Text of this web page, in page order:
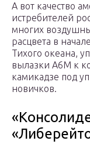
А вот качество
истребителей
многих
расцвета в
Тихого океана,
вылазки А6М к
камикадзе под
новичков.